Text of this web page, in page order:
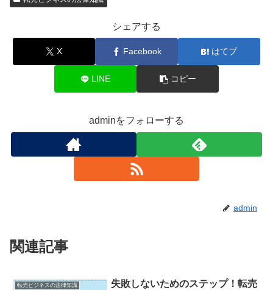
シェアする
X Facebook はてブ
LINE コピー
adminをフォローする
admin
関連記事
転売ビジネスの法律知識
失敗しないためのステップ！転売